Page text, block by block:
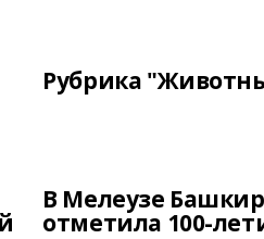
Рубрика
В Мелеузе
отметила 100-